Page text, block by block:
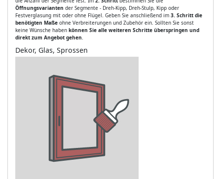
Öffnungsvarianten der Segmente - Dreh-Kipp, Dreh-Stulp, Kipp oder
Festverglasung mit oder ohne Flügel. Geben Sie anschließend im 3. Schritt die
benötigten Maße ohne Verbreiterungen und Zubehör ein. Sollten Sie sonst
keine Wünsche haben können Sie alle weiteren Schritte überspringen und
direkt zum Angebot gehen.
Dekor, Glas, Sprossen